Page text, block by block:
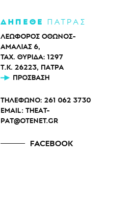
ΔΗΠΕΘΕ ΠΑΤΡΑΣ
ΛΕΩΦΟΡΟΣ ΟΘΩΝΟΣ-
ΑΜΑΛΙΑΣ 6,
ΤΑΧ. ΘΥΡΙΔΑ: 1297
Τ.Κ. 26223, ΠΑΤΡΑ
ΠΡΌΣΒΑΣΗ
ΤΗΛΕΦΩΝΟ: 261 062 3730
EMAIL: THEAT-
PAT@OTENET.GR
FACEBOOK